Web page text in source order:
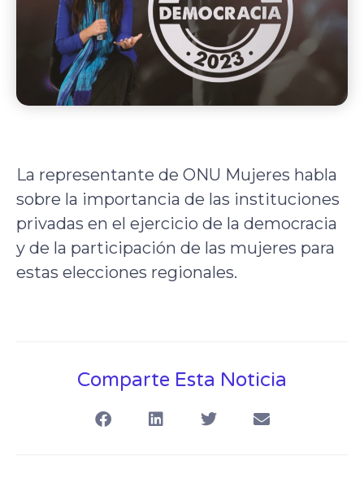
La representante de ONU Mujeres habla
sobre la importancia de las instituciones
privadas en el ejercicio de la democracia
y de la participación de las mujeres para
estas elecciones regionales.
Comparte Esta Noticia